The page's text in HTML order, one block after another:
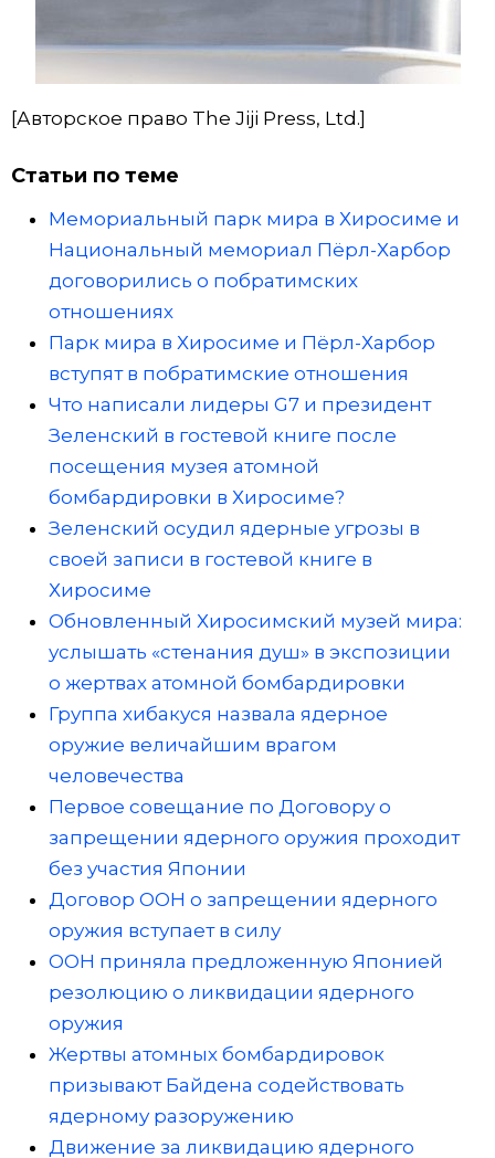
[Авторское право The Jiji Press, Ltd.]
Статьи по теме
Мемориальный парк мира в Хиросиме и
Национальный мемориал Пёрл-Харбор
договорились о побратимских
отношениях
Парк мира в Хиросиме и Пёрл-Харбор
вступят в побратимские отношения
Что написали лидеры G7 и президент
Зеленский в гостевой книге после
посещения музея атомной
бомбардировки в Хиросиме?
Зеленский осудил ядерные угрозы в
своей записи в гостевой книге в
Хиросиме
Обновленный Хиросимский музей мира:
услышать «стенания душ» в экспозиции
о жертвах атомной бомбардировки
Группа хибакуся назвала ядерное
оружие величайшим врагом
человечества
Первое совещание по Договору о
запрещении ядерного оружия проходит
без участия Японии
Договор ООН о запрещении ядерного
оружия вступает в силу
ООН приняла предложенную Японией
резолюцию о ликвидации ядерного
оружия
Жертвы атомных бомбардировок
призывают Байдена содействовать
ядерному разоружению
Движение за ликвидацию ядерного